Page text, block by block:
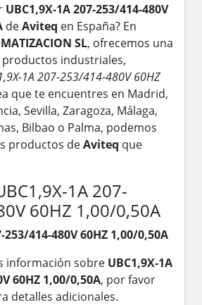
UBC1,9X-1A 207-253/414-480V
deAviteq en España? En
SL, ofrecemos una
industriales,
1A 207-253/414-480V 60HZ
que te encuentres en Madrid,
Sevilla, Zaragoza, Málaga,
Bilbao o Palma, podemos
productos deAviteq que
1A 207-
60HZ 1,00/0,50A
253/414-480V 60HZ 1,00/0,50A
información sobre UBC1,9X-1A
60HZ 1,00/0,50A, por favor
detalles adicionales.